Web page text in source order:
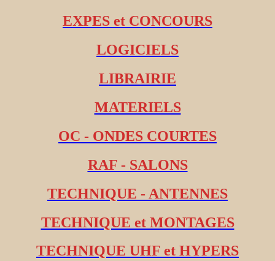
EXPES et CONCOURS
LOGICIELS
LIBRAIRIE
MATERIELS
OC - ONDES COURTES
RAF - SALONS
TECHNIQUE - ANTENNES
TECHNIQUE et MONTAGES
TECHNIQUE UHF et HYPERS